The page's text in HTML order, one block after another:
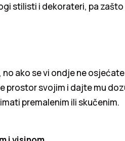
stilisti i dekorateri, pa zašto
ako se vi ondje ne
prostor svojim i dajte mu
premalenim ili skučenim.